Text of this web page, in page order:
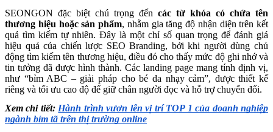
SEONGON đặc biệt chú trọng đến các từ khóa có chứa tên
thương hiệu hoặc sản phẩm, nhằm gia tăng độ nhận diện trên kết
quả tìm kiếm tự nhiên. Đây là một chỉ số quan trọng để đánh giá
hiệu quả của chiến lược SEO Branding, bởi khi người dùng chủ
động tìm kiếm tên thương hiệu, điều đó cho thấy mức độ ghi nhớ và
tin tưởng đã được hình thành. Các landing page mang tính định vị,
như “bỉm ABC – giải pháp cho bé da nhạy cảm”, được thiết kế
riêng và tối ưu cao độ để giữ chân người đọc và hỗ trợ chuyển đổi.
Xem chi tiết: Hành trình vươn lên vị trí TOP 1 của doanh nghiệp
ngành bỉm tã trên thị trường online